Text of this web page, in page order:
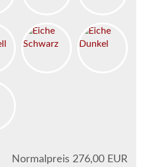
Normalpreis 276,00 EUR